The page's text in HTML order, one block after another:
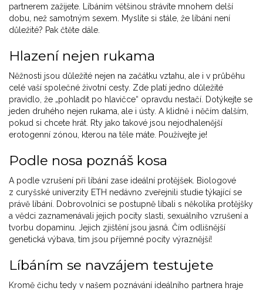
partnerem zažijete. Líbáním většinou strávíte mnohem delší
dobu, než samotným sexem. Myslíte si stále, že líbání není
důležité? Pak čtěte dále.
Hlazení nejen rukama
Něžnosti jsou důležité nejen na začátku vztahu, ale i v průběhu
celé vaší společné životní cesty. Zde platí jedno důležité
pravidlo, že „pohladit po hlavičce“ opravdu nestačí. Dotýkejte se
jeden druhého nejen rukama, ale i ústy. A klidně i něčím dalším,
pokud si chcete hrát. Rty jako takové jsou nejodhalenější
erotogenní zónou, kterou na těle máte. Používejte je!
Podle nosa poznáš kosa
A podle vzrušení při líbání zase ideální protějšek. Biologové
z curyšské univerzity ETH nedávno zveřejnili studie týkající se
právě líbání. Dobrovolníci se postupně líbali s několika protějšky
a vědci zaznamenávali jejich pocity slasti, sexuálního vzrušení a
tvorbu dopaminu. Jejich zjištění jsou jasná. Čím odlišnější
genetická výbava, tím jsou příjemné pocity výraznější!
Líbáním se navzájem testujete
Kromě čichu tedy v našem poznávání ideálního partnera hraje